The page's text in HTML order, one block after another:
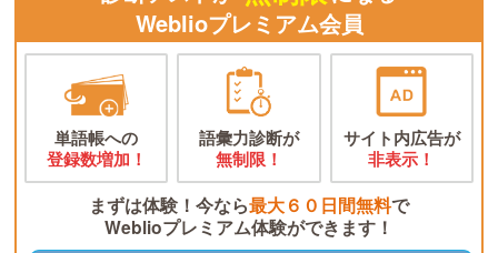
Weblioプレミアム会員
単語帳への
登録数増加！
語彙力診断が
無制限！
サイト内広告が
非表示！
まずは体験！今なら最大６０日間無料で
Weblioプレミアム体験ができます！